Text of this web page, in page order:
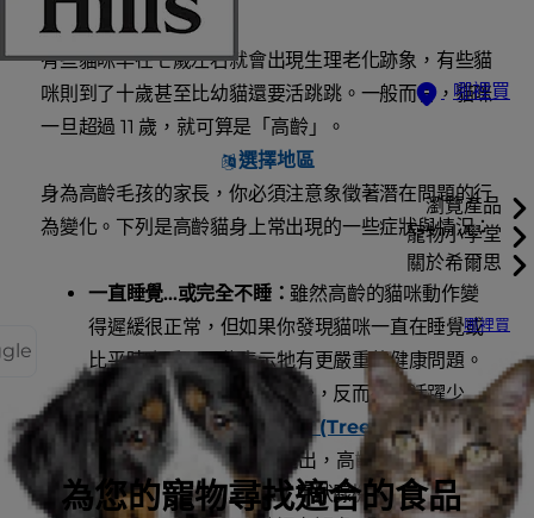
哪裡買
選擇地區
瀏覽產品
寵物小學堂
關於希爾思
哪裡買
為您的寵物尋找適合的食品
貓咪老化跡象
有些貓咪早在七歲左右就會出現生理老化跡象，有些貓
咪則到了十歲甚至比幼貓還要活跳跳。一般而言，貓咪
一旦超過 11 歲，就可算是「高齡」。
身為高齡毛孩的家長，你必須注意象徵著潛在問題的行
為變化。下列是高齡貓身上常出現的一些症狀與情況：
一直睡覺...或完全不睡： 雖然高齡的貓咪動作變
得遲緩很正常，但如果你發現貓咪一直在睡覺或
比平時嗜睡，可能表示牠有更嚴重的健康問題。
也有些貓咪在邁入高齡之後，反而夜晚活躍少
眠。芝加哥的樹屋人道協會 (Tree House
Humane Society)
也指出，高齡貓咪如果突然
活力十足，可能是罹患了甲狀腺機能亢進。如果